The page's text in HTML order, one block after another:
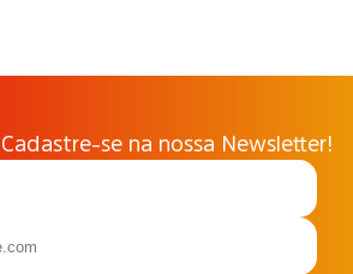
e inovação